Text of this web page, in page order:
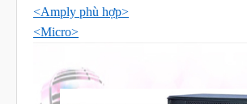
<Amply phù hợp>
<Micro>